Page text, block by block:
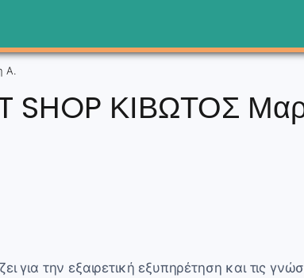
Α.
SHOP ΚΙΒΩΤΟΣ
για την εξαιρετική εξυπηρέτηση και τις